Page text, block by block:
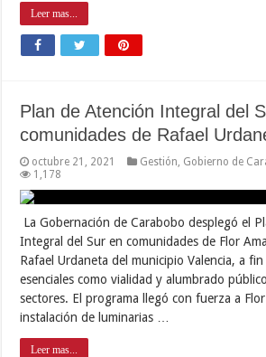
Leer mas...
Plan de Atención Integral del
comunidades de Rafael
octubre 21, 2021 Gestión Gobierno de
1,178
La Gobernación de Carabobo desplegó el
Integral del Sur en comunidades de Flor
Rafael Urdaneta del municipio Valencia, a
esenciales como vialidad y alumbrado
sectores. El programa llegó con fuerza a
instalación de luminarias …
Leer mas...